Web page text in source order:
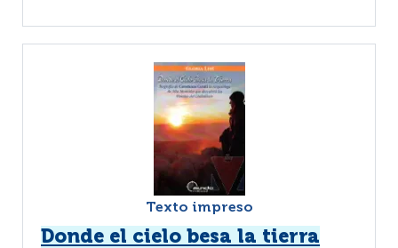
Texto impreso
Donde el cielo besa la tierra